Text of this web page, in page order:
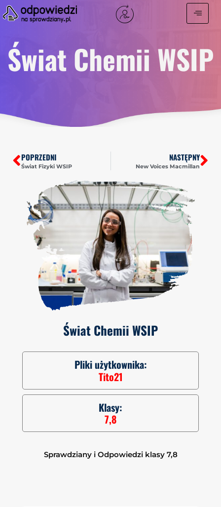
Świat Chemii WSIP
POPRZEDNI
Świat Fizyki WSIP
NASTĘPNY
New Voices Macmillan
Świat Chemii WSIP
Pliki użytkownika:
Tito21
Klasy:
7,8
Sprawdziany i Odpowiedzi klasy 7,8